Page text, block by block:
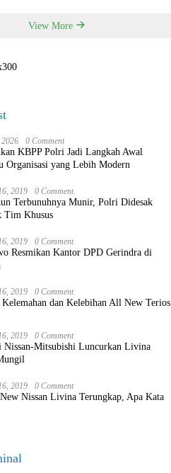
View More
0 Comment
KBPP Polri Jadi Langkah Awal
Organisasi yang Lebih Modern
2019 0 Comment
Terbunuhnya Munir, Polri Didesak
Tim Khusus
2019 0 Comment
Resmikan Kantor DPD Gerindra di
2019 0 Comment
dan Kelebihan All New Terios
2019 0 Comment
Nissan-Mitsubishi Luncurkan Livina
2019 0 Comment
Nissan Livina Terungkap, Apa Kata